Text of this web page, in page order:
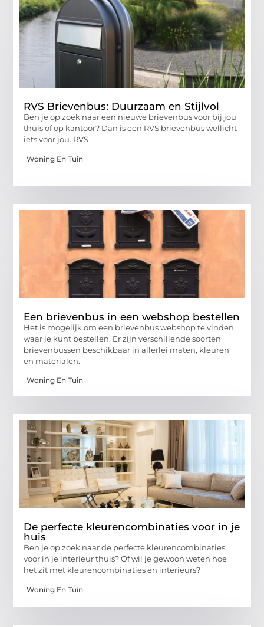
RVS Brievenbus: Duurzaam en Stijlvol
Ben je op zoek naar een nieuwe brievenbus voor bij jou
thuis of op kantoor? Dan is een RVS brievenbus wellicht
iets voor jou. RVS
Woning En Tuin
Een brievenbus in een webshop bestellen
Het is mogelijk om een brievenbus webshop te vinden
waar je kunt bestellen. Er zijn verschillende soorten
brievenbussen beschikbaar in allerlei maten, kleuren
en materialen.
Woning En Tuin
De perfecte kleurencombinaties voor in je
huis
Ben je op zoek naar de perfecte kleurencombinaties
voor in je interieur thuis? Of wil je gewoon weten hoe
het zit met kleurencombinaties en interieurs?
Woning En Tuin